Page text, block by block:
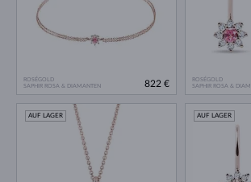
ROSÉGOLD
SAPHIR ROSA & DIAMANTEN
822 €
ROSÉGOLD
SAPHIR ROSA &
AUF LAGER AUF LAGER